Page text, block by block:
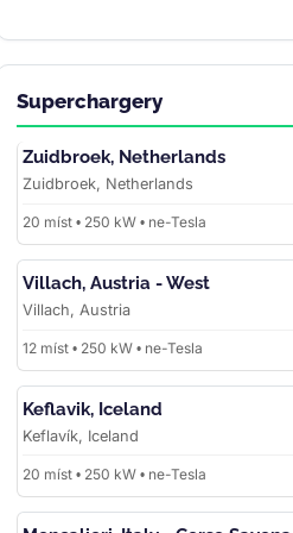
Superchargery
Zuidbroek, Netherlands
Zuidbroek, Netherlands
20 míst • 250 kW • ne-Tesla
Villach, Austria - West
Villach, Austria
12 míst • 250 kW • ne-Tesla
Keflavik, Iceland
Keflavík, Iceland
20 míst • 250 kW • ne-Tesla